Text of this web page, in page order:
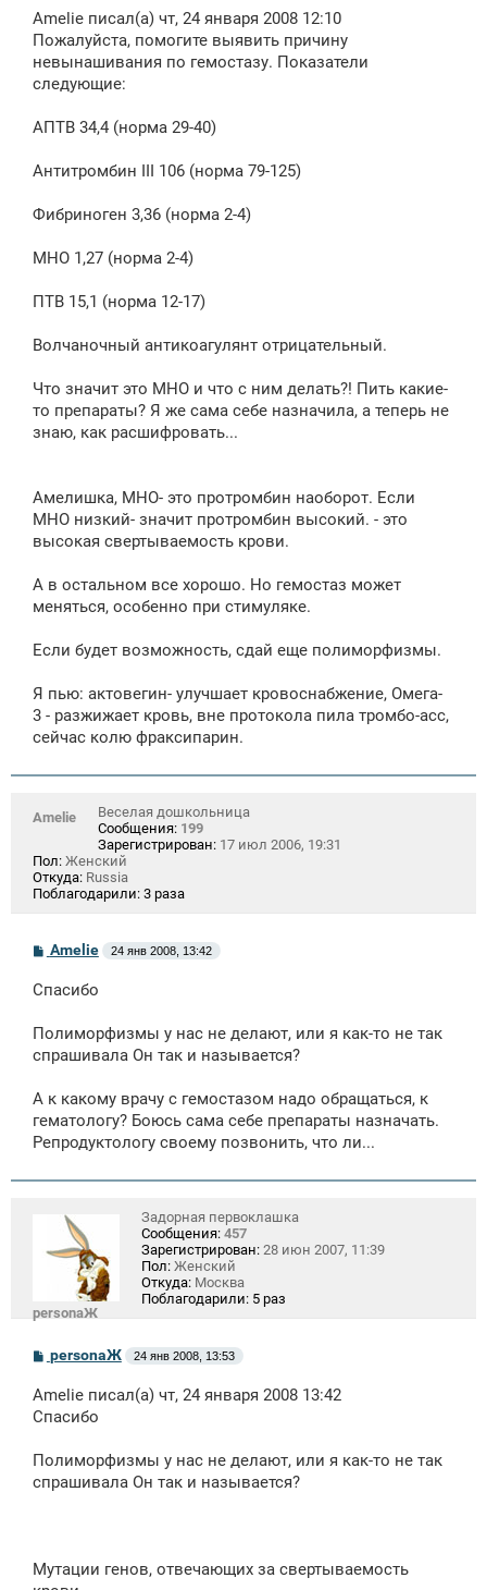
б
щ
н
и
Amelie писал(а) чт, 24 января 2008 12:10
Пожалуйста, помогите выявить причину
невынашивания по гемостазу. Показатели
следующие:
АПТВ 34,4 (норма 29-40)
Антитромбин III 106 (норма 79-125)
Фибриноген 3,36 (норма 2-4)
МНО 1,27 (норма 2-4)
ПТВ 15,1 (норма 12-17)
Волчаночный антикоагулянт отрицательный.
Что значит это МНО и что с ним делать?! Пить какие-
то препараты? Я же сама себе назначила, а теперь не
знаю, как расшифровать...
Амелишка, МНО- это протромбин наоборот. Если
МНО низкий- значит протромбин высокий. - это
высокая свертываемость крови.
А в остальном все хорошо. Но гемостаз может
меняться, особенно при стимуляке.
Если будет возможность, сдай еще полиморфизмы.
Я пью: актовегин- улучшает кровоснабжение, Омега-
3 - разжижает кровь, вне протокола пила тромбо-асс,
сейчас колю фраксипарин.
Amelie
Веселая дошкольница
Сообщения: 199
Зарегистрирован: 17 июл 2006, 19:31
Пол: Женский
Откуда: Russia
Поблагодарили: 3 раза
С
о
б
н
и
Amelie 24 янв 2008, 13:42
Спасибо
Полиморфизмы у нас не делают, или я как-то не так
спрашивала Он так и называется?
А к какому врачу с гемостазом надо обращаться, к
гематологу? Боюсь сама себе препараты назначать.
Репродуктологу своему позвонить, что ли...
personaЖ
Задорная первоклашка
Сообщения: 457
Зарегистрирован: 28 июн 2007, 11:39
Пол: Женский
Откуда: Москва
Поблагодарили: 5 раз
С
о
б
щ
и
personaЖ 24 янв 2008, 13:53
Amelie писал(а) чт, 24 января 2008 13:42
Спасибо
Полиморфизмы у нас не делают, или я как-то не так
спрашивала Он так и называется?
Мутации генов, отвечающих за свертываемость